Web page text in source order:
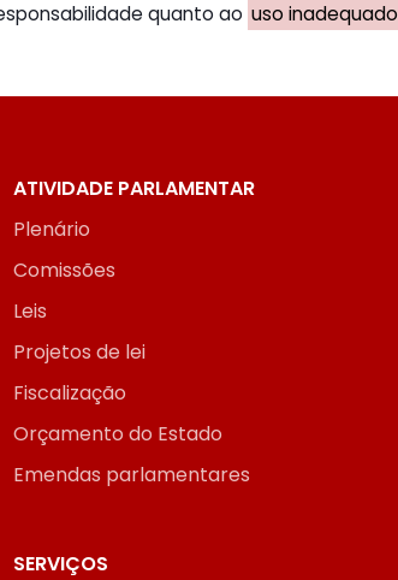
quanto ao uso inadequado
ATIVIDADE PARLAMENTAR
Plenário
Comissões
Leis
Projetos de lei
Fiscalização
Orçamento do Estado
Emendas parlamentares
SERVIÇOS